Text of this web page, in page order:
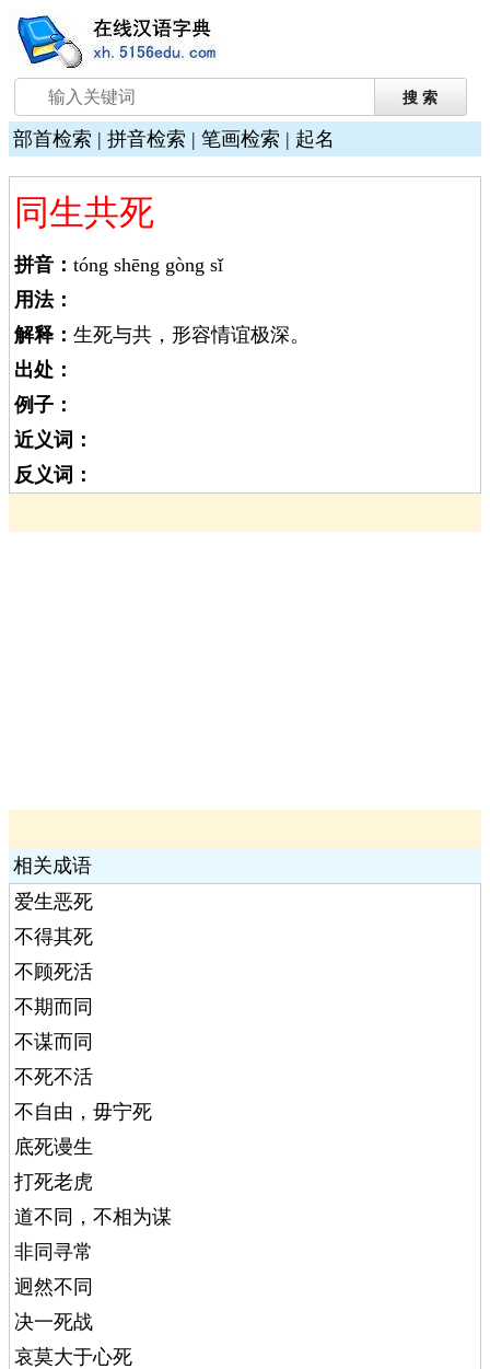
部首检索 | 拼音检索 | 笔画检索 | 起名
同生共死
拼音： tóng shēng gòng sǐ
用法：
解释： 生死与共，形容情谊极深。
出处：
例子：
近义词：
反义词：
相关成语
爱生恶死
不得其死
不顾死活
不期而同
不谋而同
不死不活
不自由，毋宁死
底死谩生
打死老虎
道不同，不相为谋
非同寻常
迥然不同
决一死战
哀莫大于心死